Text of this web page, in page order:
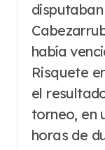
había
Risquete
el
torneo, en
horas de